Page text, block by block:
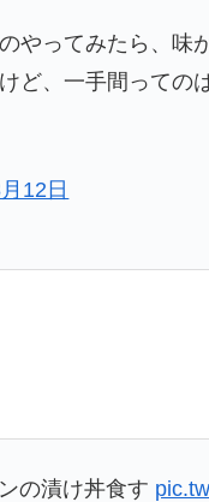
やってみたら、味
、一手間っての
12日
の漬け丼食す